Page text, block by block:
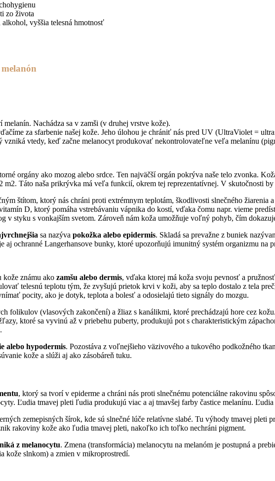
zo života
vyššia telesná hmotnosť
melanín. Nachádza sa v zamši (v druhej vrstve kože).
za sfarbenie našej kože. Jeho úlohou je chrániť nás pred UV (UltraViolet =
vzniká vtedy, keď začne melanocyt produkovať nekontrolovateľne veľa melanínu
orgány ako mozog alebo srdce. Ten najväčší orgán pokrýva naše telo zvonka.
m2. Táto naša prikrývka má veľa funkcií, okrem tej reprezentatívnej. V skutočnosti by
štítom, ktorý nás chráni proti extrémnym teplotám, škodlivosti slnečného
D, ktorý pomáha vstrebávaniu vápnika do kostí, vďaka čomu napr. vieme
v styku s vonkajším svetom. Zároveň nám koža umožňuje voľný pohyb, čím
sa nazýva pokožka alebo epidermis. Skladá sa prevažne z buniek
aj ochranné Langerhansove bunky, ktoré upozorňujú imunitný systém organizmu
kože známu ako zamšu alebo dermis, vďaka ktorej má koža svoju pevnosť a
telesnú teplotu tým, že zvyšujú prietok krvi v koži, aby sa teplo dostalo z tela
pocity, ako je dotyk, teplota a bolesť a odosielajú tieto signály do mozgu.
folikulov (vlasových zakončení) a žliaz s kanálikmi, ktoré prechádzajú hore cez
ktoré sa vyvinú až v priebehu puberty, produkujú pot s charakteristickým
alebo hypodermis. Pozostáva z voľnejšieho väzivového a tukového podkožného
kože a slúži aj ako zásobáreň tuku.
, ktorý sa tvorí v epiderme a chráni nás proti slnečnému potenciálne rakovinu
Ľudia tmavej pleti ľudia produkujú viac a aj tmavšej farby častice melanínu.
zemepisných šírok, kde sú slnečné lúče relatívne slabé. Tu výhody tmavej
rakoviny kože ako ľudia tmavej pleti, nakoľko ich toľko nechráni pigment.
z melanocytu. Zmena (transformácia) melanocytu na melanóm je postupná a
kože slnkom) a zmien v mikroprostredí.